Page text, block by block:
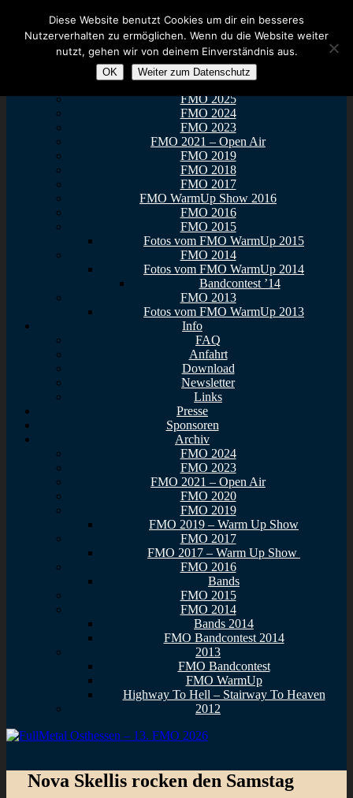
FullMetal Osthessen – 13. FMO
Euer Metal Event in Osthessen!
Menü Zum Inhalt springen
Tickets
FMO 2025
FMO StreetForce
Galerie
FMO 2025
FMO 2024
FMO 2023
FMO 2021 – Open Air
FMO 2019
FMO 2018
FMO 2017
FMO WarmUp Show 2016
FMO 2016
FMO 2015
Fotos vom FMO WarmUp 2015
FMO 2014
Fotos vom FMO WarmUp 2014
Bandcontest ’14
FMO 2013
Fotos vom FMO WarmUp 2013
Info
FAQ
Anfahrt
Download
Newsletter
Links
Presse
Sponsoren
Archiv
FMO 2024
FMO 2023
FMO 2021 – Open Air
FMO 2020
FMO 2019
FMO 2019 – Warm Up Show
FMO 2017
FMO 2017 – Warm Up Show
FMO 2016
Bands
FMO 2015
FMO 2014
Bands 2014
FMO Bandcontest 2014
2013
FMO Bandcontest
FMO WarmUp
Highway To Hell – Stairway To Heaven
2012
Nova Skellis rocken den Samstag
Diese Website benutzt Cookies um dir ein besseres
Nutzerverhalten zu ermöglichen. Wenn du die Website weiter
nutzt, gehen wir von deinem Einverständnis aus.
OK Weiter zum Datenschutz